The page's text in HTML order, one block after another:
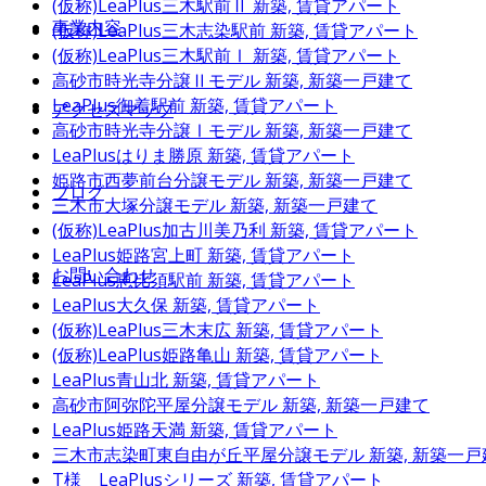
事業内容
アクセスマップ
ブログ
お問い合わせ
(仮称)LeaPlus三木駅前Ⅱ 新築, 賃貸アパート
(仮称)LeaPlus三木志染駅前 新築, 賃貸アパート
(仮称)LeaPlus三木駅前Ⅰ 新築, 賃貸アパート
高砂市時光寺分譲Ⅱモデル 新築, 新築一戸建て
LeaPlus御着駅前 新築, 賃貸アパート
高砂市時光寺分譲Ⅰモデル 新築, 新築一戸建て
LeaPlusはりま勝原 新築, 賃貸アパート
姫路市西夢前台分譲モデル 新築, 新築一戸建て
三木市大塚分譲モデル 新築, 新築一戸建て
(仮称)LeaPlus加古川美乃利 新築, 賃貸アパート
LeaPlus姫路宮上町 新築, 賃貸アパート
LeaPlus恵比須駅前 新築, 賃貸アパート
LeaPlus大久保 新築, 賃貸アパート
(仮称)LeaPlus三木末広 新築, 賃貸アパート
(仮称)LeaPlus姫路亀山 新築, 賃貸アパート
LeaPlus青山北 新築, 賃貸アパート
高砂市阿弥陀平屋分譲モデル 新築, 新築一戸建て
LeaPlus姫路天満 新築, 賃貸アパート
三木市志染町東自由が丘平屋分譲モデル 新築, 新築一
T様 LeaPlusシリーズ 新築, 賃貸アパート